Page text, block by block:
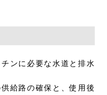
ンに必要な水道と排水
給路の確保と、使用後